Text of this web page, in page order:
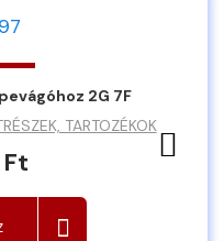
2G 7F
TARTOZÉKOK